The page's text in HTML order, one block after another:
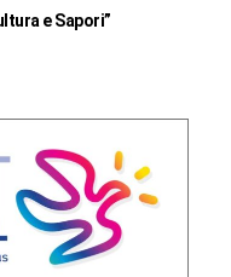
e Sapori”